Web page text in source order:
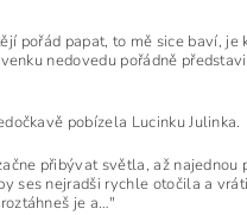
pořád papat, to mě sice baví,
nedovedu pořádně
pobízela Lucinku Julinka.
přibývat světla, až
ses nejradši rychle otočila a
je a…"